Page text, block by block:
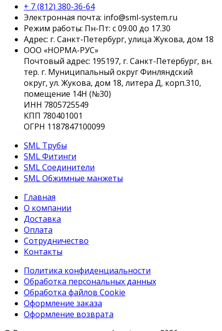
+ 7 (812) 380-36-64
Электронная почта: info@sml-system.ru
Режим работы: Пн-Пт: с 09.00 до 17.30
Адрес: г. Санкт-Петербург, улица Жукова, дом 18
ООО «НОРМА-РУС»
Почтовый адрес: 195197, г. Санкт-Петербург, вн.
тер. г. Муниципальный округ Финляндский
округ, ул. Жукова, дом 18, литера Д, корп.310,
помещение 14Н (№30)
ИНН 7805725549
КПП 780401001
ОГРН 1187847100099
SML Трубы
SML Фитинги
SML Соединители
SML Обжимные манжеты
Главная
О компании
Доставка
Оплата
Сотрудничество
Контакты
Политика конфиденциальности
Обработка персональных данных
Обработка файлов Cookie
Оформление заказа
Оформление возврата